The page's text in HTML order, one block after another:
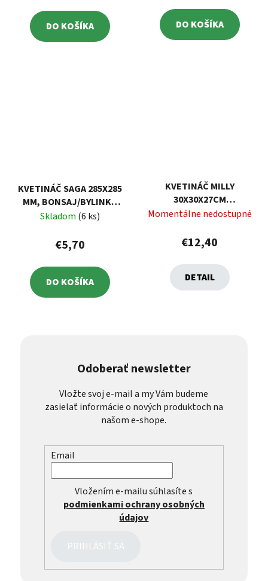
DO KOŠÍKA DO KOŠÍKA
KVETINÁČ SAGA 285X285
MM, BONSAJ/BYLINKY,
BÉŽOVÝ
Skladom (6 ks)
€5,70
DO KOŠÍKA
KVETINÁČ MILLY
30X30X27CM
SVETLOSIVÝ
Momentálne nedostupné
€12,40
DETAIL
Odoberať newsletter
Vložte svoj e-mail a my Vám budeme
zasielať informácie o nových produktoch na
našom e-shope.
Email
Vložením e-mailu súhlasíte s
podmienkami ochrany osobných
údajov
PRIHLÁSIŤ SA